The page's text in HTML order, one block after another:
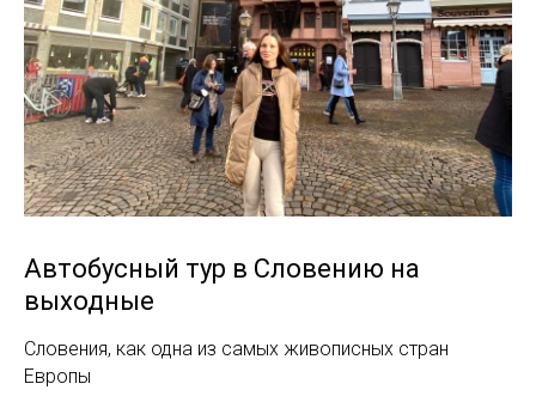
Автобусный тур в Словению на
выходные
Словения, как одна из самых живописных стран
Европы